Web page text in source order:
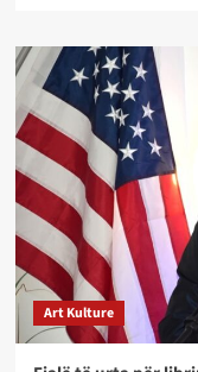
Art Kulture